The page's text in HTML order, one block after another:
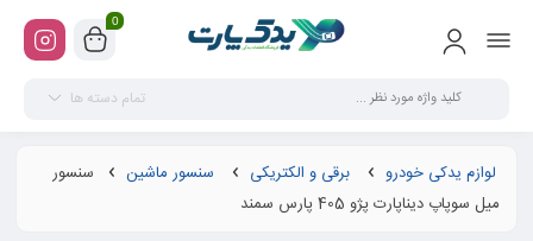
0
تمام دسته ها
لوازم یدکی خودرو برقی و الکتریکی سنسور ماشین
سنسور
میل سوپاپ دیناپارت پژو 405 پارس سمند